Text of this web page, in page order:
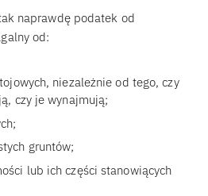
naprawdę podatek od
od:
niezależnie od tego, czy
czy je wynajmują;
gruntów;
lub ich części stanowiących